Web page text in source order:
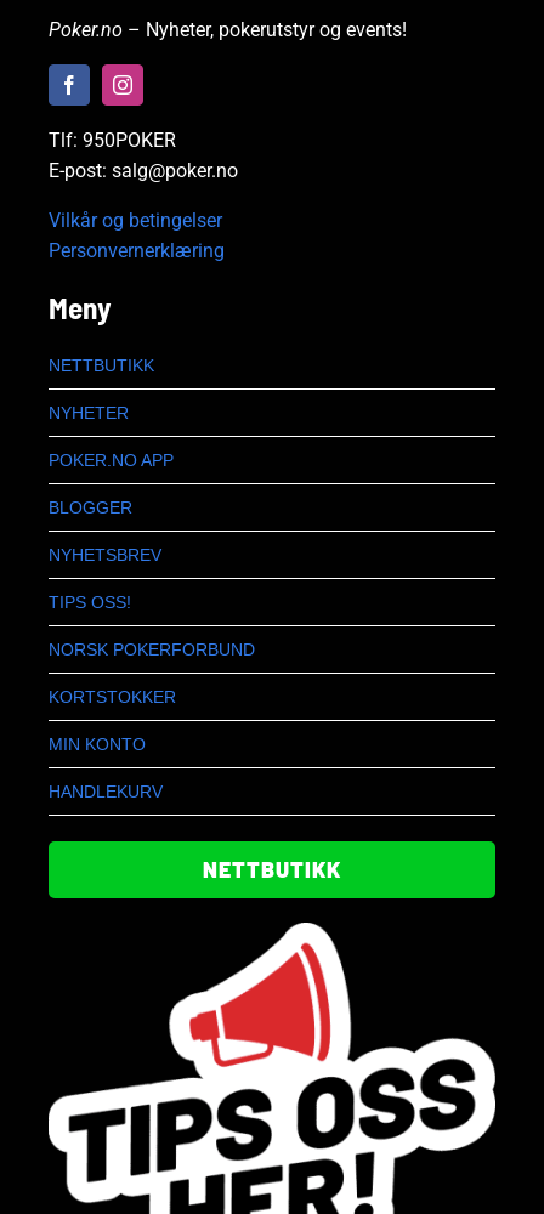
Poker.no – Nyheter, pokerutstyr og events!
Tlf: 950POKER
E-post: salg@poker.no
Vilkår og betingelser
Personvernerklæring
Meny
NETTBUTIKK
NYHETER
POKER.NO APP
BLOGGER
NYHETSBREV
TIPS OSS!
NORSK POKERFORBUND
KORTSTOKKER
MIN KONTO
HANDLEKURV
NETTBUTIKK